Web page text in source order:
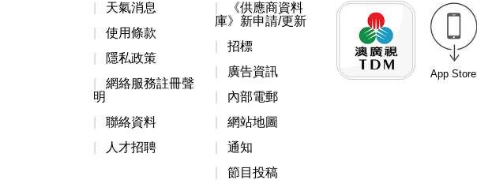
天氣消息
使用條款
隱私政策
網絡服務註冊聲
明
聯絡資料
人才招聘
《供應商資料
庫》新申請/更新
招標
廣告資訊
內部電郵
網站地圖
通知
節目投稿
App Store